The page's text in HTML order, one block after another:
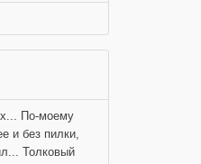
По-моему
и без пилки,
Толковый